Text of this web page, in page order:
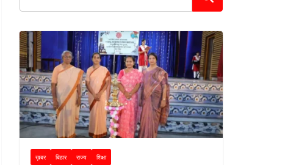
ख़बर बिहार राज्य शिक्षा